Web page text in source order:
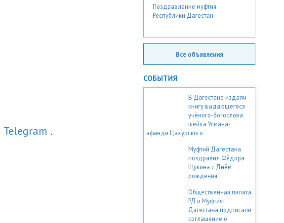
Telegram .
Поздравление муфтия
Республики Дагестан
Все объявления
СОБЫТИЯ
В Дагестане издали
книгу выдающегося
учёного-богослова
шейха Усмана-
афанди Цахурского
Муфтий Дагестана
поздравил Фёдора
Щукина с Днём
рождения
Общественная палата
РД и Муфтият
Дагестана подписали
соглашение о